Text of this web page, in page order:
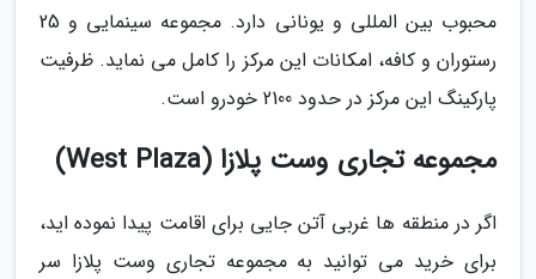
محبوب بین المللی و یونانی دارد. مجموعه سینمایی و 25
رستوران و کافه، امکانات این مرکز را کامل می نماید. ظرفیت
پارکینگ این مرکز در حدود 2100 خودرو است.
مجموعه تجاری وست پلازا (West Plaza)
اگر در منطقه ها غربی آتن جایی برای اقامت پیدا نموده اید،
برای خرید می توانید به مجموعه تجاری وست پلازا سر